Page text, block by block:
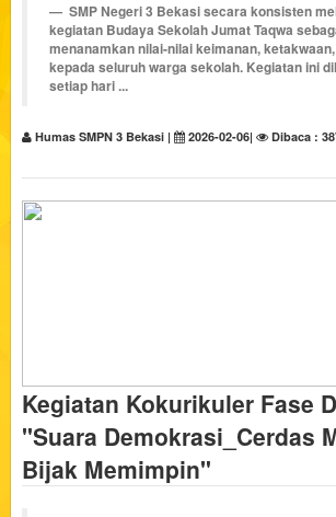
SMP Negeri 3 Bekasi secara konsisten
kegiatan Budaya Sekolah Jumat Taqwa
menanamkan nilai-nilai keimanan,
kepada seluruh warga sekolah. Kegiatan ini
setiap hari ...
Humas SMPN 3 Bekasi | 2026-02-06| Dibaca :
Kegiatan Kokurikuler Fase
"Suara Demokrasi_Cerdas
Bijak Memimpin"